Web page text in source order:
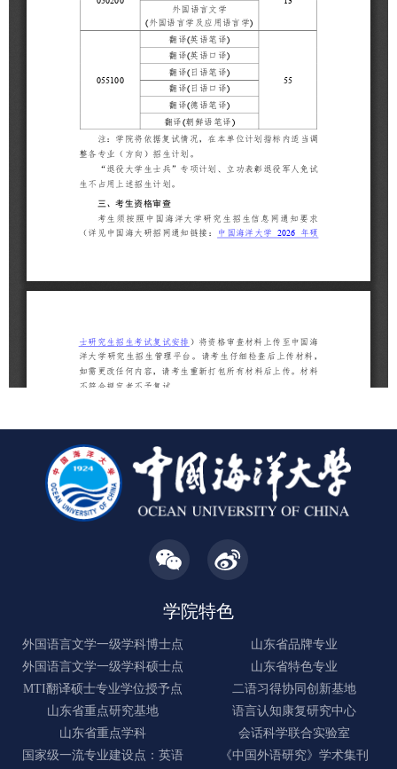
学院特色
外国语言文学一级学科博士点
山东省品牌专业
外国语言文学一级学科硕士点
山东省特色专业
MTI翻译硕士专业学位授予点
二语习得协同创新基地
山东省重点研究基地
语言认知康复研究中心
山东省重点学科
会话科学联合实验室
国家级一流专业建设点：英语
《中国外语研究》学术集刊